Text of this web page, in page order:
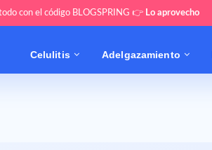
con el código BLOGSPRING 👉 Lo aprovecho
Celulitis Adelgazamiento